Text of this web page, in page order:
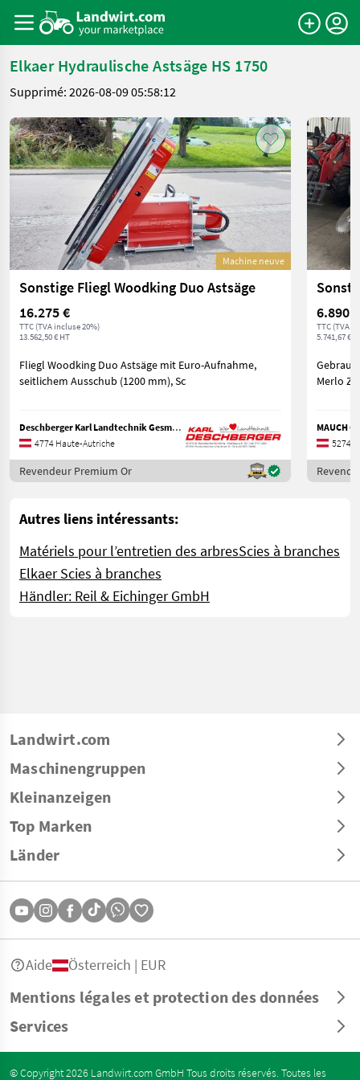
Elkaer Hydraulische Astsäge HS 1750
Supprimé: 2026-08-09 05:58:12
Machine neuve
Sonstige Fliegl Woodking Duo Astsäge
16.275 €
TTC (TVA incluse 20%)
13.562,50 € HT
Fliegl Woodking Duo Astsäge mit Euro-Aufnahme,
seitlichem Ausschub (1200 mm), Sc
Deschberger Karl Landtechnik GesmbH & Co KG
4774 Haute-Autriche
Revendeur Premium Or
6.890 €
TTC (TVA
5.741,67 €
MAUCH
5274
Autres liens intéressants:
Matériels pour l’entretien des arbresScies à branches
Elkaer Scies à branches
Händler: Reil & Eichinger GmbH
Landwirt.com
Maschinengruppen
Kleinanzeigen
Top Marken
Länder
Mentions légales et protection des données
Services
Aide Österreich | EUR
© Copyright 2026 Landwirt.com GmbH Tous droits réservés. Toutes les